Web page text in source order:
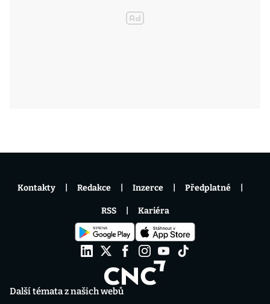
Další témata z našich webů
Kontakty Redakce Inzerce Předplatné
RSS Kariéra